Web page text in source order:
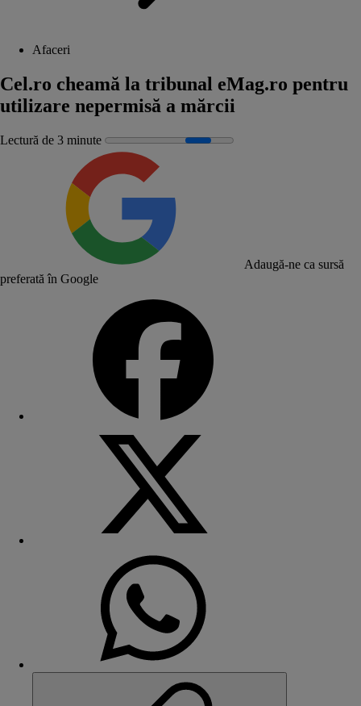
Afaceri
Cel.ro cheamă la tribunal eMag.ro pentru
utilizare nepermisă a mărcii
Lectură de 3 minute
Adaugă-ne ca sursă
preferată în Google